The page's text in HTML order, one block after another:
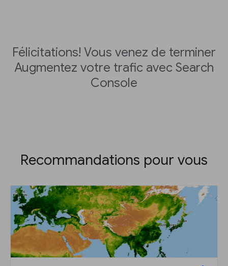
Félicitations! Vous venez de terminer
Augmentez votre trafic avec Search
Console
Recommandations pour vous